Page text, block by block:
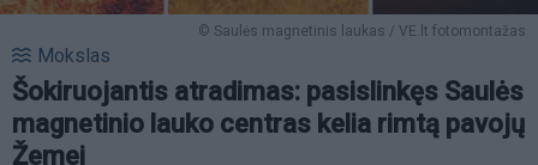
© Saulės magnetinis laukas / VE.lt fotomontažas
Mokslas
Šokiruojantis atradimas: pasislinkęs Saulės
magnetinio lauko centras kelia rimtą pavojų
Žemei